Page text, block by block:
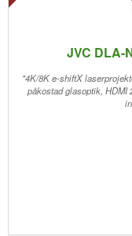
JVC DLA-
"4K/8K e-shiftX
påkostad glasoptik, HDMI